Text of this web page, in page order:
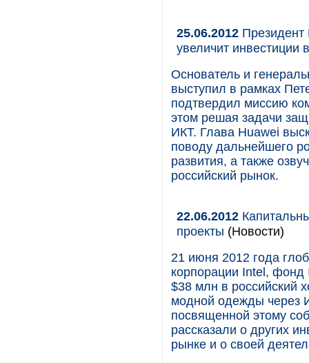
25.06.2012
увеличит инвестиции
Основатель и
выступил в рамках
подтвердил миссию
этом решая задачи
ИКТ. Глава Huawei
поводу дальнейшего
развития, а также
российский рынок.
22.06.2012
проекты (Новости)
21 июня 2012 года
корпорации Intel, фонд
$38 млн в российский
модной одежды через
посвященной этому
рассказали о других
рынке и о своей